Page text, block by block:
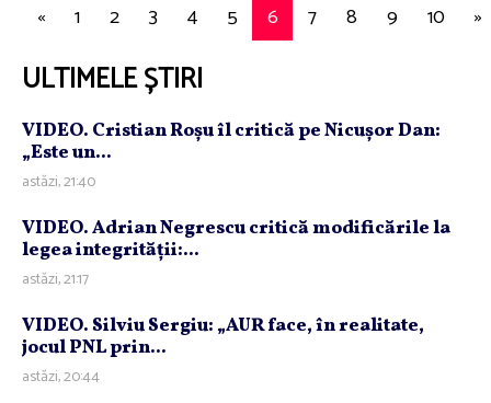
« 1 2 3 4 5 6 7 8 9 10 »
ULTIMELE ȘTIRI
VIDEO. Cristian Roşu îl critică pe Nicuşor Dan:
„Este un...
astăzi, 21:40
VIDEO. Adrian Negrescu critică modificările la
legea integrităţii:...
astăzi, 21:17
VIDEO. Silviu Sergiu: „AUR face, în realitate,
jocul PNL prin...
astăzi, 20:44